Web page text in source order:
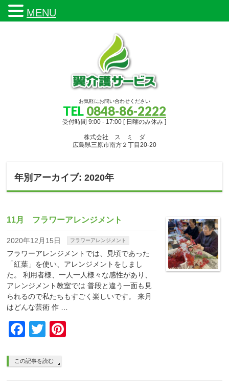
お気軽にお問い合わせください
TEL 0848-86-2222
受付時間 9:00 - 17:00 [ 日曜のみ休み ]
株式会社 ス ミ ダ
広島県三原市南方２丁目20-20
年別アーカイブ: 2020年
11月 フラワーアレンジメント
2020年12月15日 フラワーアレンジメント
フラワーアレンジメントでは、見頃であった
「紅葉」を使い、アレンジメントをしまし
た。 利用者様、一人一人様々な感性があり、
アレンジメント教室では 普段と違う一面も見
られるので私たちもすごく楽しいです。 来月
はどんな芸術 作 …
Facebook
Twitter
この記事を読む
MENU